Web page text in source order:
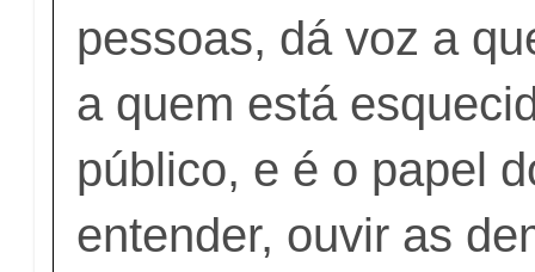
pessoas, dá voz a
a quem está
público, e é o papel
entender, ouvir as